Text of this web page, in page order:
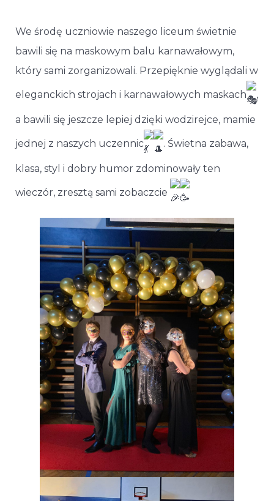
We środę uczniowie naszego liceum świetnie
bawili się na maskowym balu karnawałowym,
który sami zorganizowali. Przepięknie wyglądali w
eleganckich strojach i karnawałowych maskach ,
a bawili się jeszcze lepiej dzięki wodzirejce, mamie
jednej z naszych uczennic . Świetna zabawa,
klasa, styl i dobry humor zdominowały ten
wieczór, zresztą sami zobaczcie